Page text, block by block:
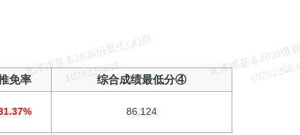
免率 综合成绩最低分④
86.124
北
洋
维
基
＆
2
0
2
6
级
新
生
Q
Q
群
1
0
2
8
2
2
6
8
3
8